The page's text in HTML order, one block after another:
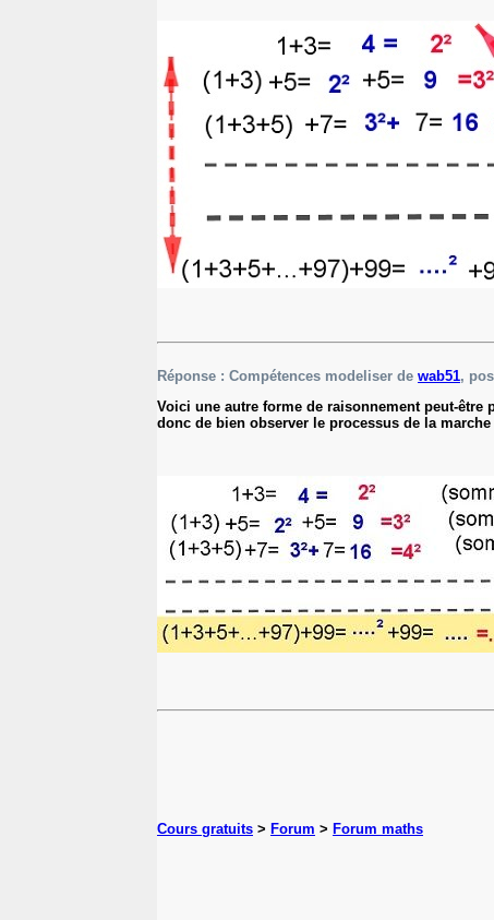
Réponse : Compétences modeliser de wab51,
Voici une autre forme de raisonnement peut-
donc de bien observer le processus de la
Cours gratuits > Forum > Forum maths